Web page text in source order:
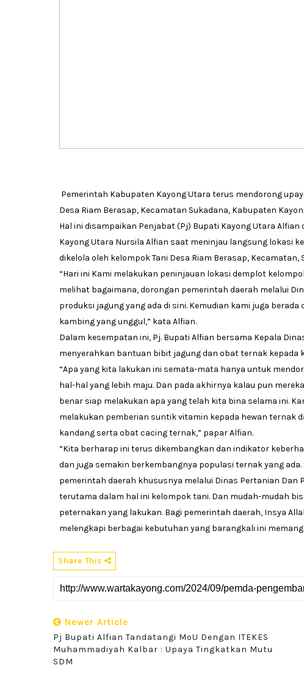
Pemerintah Kabupaten Kayong Utara terus mendorong
Desa Riam Berasap, Kecamatan Sukadana, Kabupaten
Hal ini disampaikan Penjabat (Pj) Bupati Kayong Utara
Kayong Utara Nursila Alfian saat meninjau langsung lokasi
dikelola oleh kelompok Tani Desa Riam Berasap, Kecamatan,
“Hari ini Kami melakukan peninjauan lokasi demplot
melihat bagaimana, dorongan pemerintah daerah melalui
produksi jagung yang ada di sini. Kemudian kami juga
kambing yang unggul,” kata Alfian.
Dalam kesempatan ini, Pj. Bupati Alfian bersama Kepala
menyerahkan bantuan bibit jagung dan obat ternak kepada
“Apa yang kita lakukan ini semata-mata hanya untuk
hal-hal yang lebih maju. Dan pada akhirnya kalau pun
benar siap melakukan apa yang telah kita bina selama ini.
melakukan pemberian suntik vitamin kepada hewan ternak
kandang serta obat cacing ternak,” papar Alfian.
“Kita berharap ini terus dikembangkan dan indikator
dan juga semakin berkembangnya populasi ternak yang
pemerintah daerah khususnya melalui Dinas Pertanian
terutama dalam hal ini kelompok tani. Dan mudah-mudah
peternakan yang lakukan. Bagi pemerintah daerah, Insya
melengkapi berbagai kebutuhan yang barangkali ini
Share This
Newer Article
Pj Bupati Alfian Tandatangi MoU Dengan ITEKES
Muhammadiyah Kalbar : Upaya Tingkatkan Mutu
SDM